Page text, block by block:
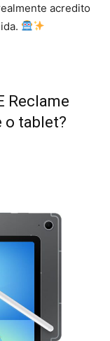
acredito
Reclame
o tablet?